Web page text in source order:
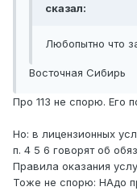
сказал:
Любопытно что
Восточная Сибирь
Про 113 не спорю. Его
Но: в лицензионных
п. 4 5 6 говорят об
Правила оказания
Тоже не спорю: НАдо